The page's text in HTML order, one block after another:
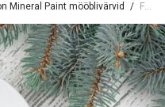
Mineral Paint mööblivärvid / Fusion Mineraalvärv Blue Pine